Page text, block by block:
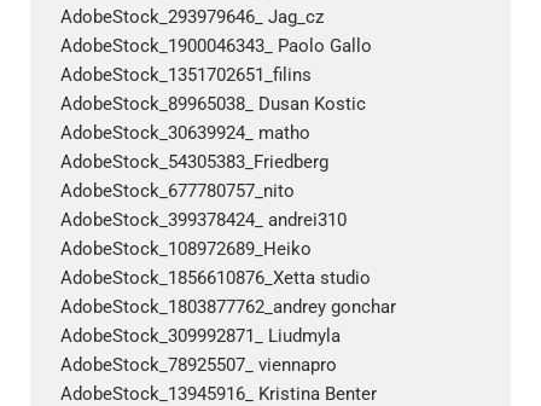
AdobeStock_293979646_ Jag_cz
AdobeStock_1900046343_ Paolo Gallo
AdobeStock_1351702651_filins
AdobeStock_89965038_ Dusan Kostic
AdobeStock_30639924_ matho
AdobeStock_54305383_Friedberg
AdobeStock_677780757_nito
AdobeStock_399378424_ andrei310
AdobeStock_108972689_Heiko
AdobeStock_1856610876_Xetta studio
AdobeStock_1803877762_andrey gonchar
AdobeStock_309992871_ Liudmyla
AdobeStock_78925507_ viennapro
AdobeStock_13945916_ Kristina Benter